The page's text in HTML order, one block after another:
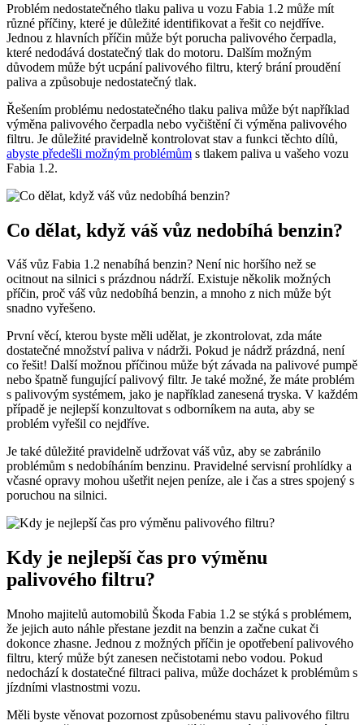
Problém nedostatečného tlaku paliva u vozu Fabia 1.2 může mít
různé příčiny, které je důležité identifikovat a řešit co nejdříve.
Jednou z hlavních příčin může být porucha palivového čerpadla,
které nedodává dostatečný tlak do motoru. Dalším možným
důvodem může být ucpání palivového filtru, který brání proudění
paliva a způsobuje nedostatečný tlak.
Řešením problému nedostatečného tlaku paliva může být například
výměna palivového čerpadla nebo vyčištění či výměna palivového
filtru. Je důležité pravidelně kontrolovat stav a funkci těchto dílů,
abyste předešli možným problémům s tlakem paliva u vašeho vozu
Fabia 1.2.
Co dělat, když váš vůz nedobíhá benzin?
Váš vůz Fabia 1.2 nenabíhá benzin? Není nic horšího než se
ocitnout na silnici s prázdnou nádrží. Existuje několik možných
příčin, proč váš vůz nedobíhá benzin, a mnoho z nich může být
snadno vyřešeno.
První věcí, kterou byste měli udělat, je zkontrolovat, zda máte
dostatečné množství paliva v nádrži. Pokud je nádrž prázdná, není
co řešit! Další možnou příčinou může být závada na palivové pumpě
nebo špatně fungující palivový filtr. Je také možné, že máte problém
s palivovým systémem, jako je například zanesená tryska. V každém
případě je nejlepší konzultovat s odborníkem na auta, aby se
problém vyřešil co nejdříve.
Je také důležité pravidelně udržovat váš vůz, aby se zabránilo
problémům s nedobíháním benzinu. Pravidelné servisní prohlídky a
včasné opravy mohou ušetřit nejen peníze, ale i čas a stres spojený s
poruchou na silnici.
Kdy je nejlepší čas pro výměnu
palivového filtru?
Mnoho majitelů automobilů Škoda Fabia 1.2 se stýká s problémem,
že jejich auto náhle přestane jezdit na benzin a začne cukat či
dokonce zhasne. Jednou z možných příčin je opotřebení palivového
filtru, který může být zanesen nečistotami nebo vodou. Pokud
nedochází k dostatečné filtraci paliva, může docházet k problémům s
jízdními vlastnostmi vozu.
Měli byste věnovat pozornost způsobenému stavu palivového filtru